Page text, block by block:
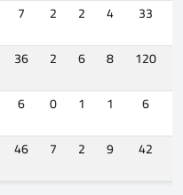
7 2 2 4
33
36 2 6 8
120
6 0 1 1
6
46 7 2 9 42